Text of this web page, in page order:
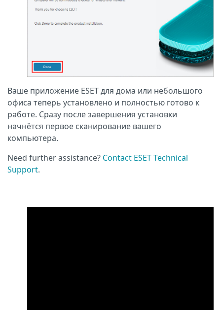
Ваше приложение ESET для дома или небольшого
офиса теперь установлено и полностью готово к
работе. Сразу после завершения установки
начнётся первое сканирование вашего
компьютера.
Need further assistance? Contact ESET Technical
Support.